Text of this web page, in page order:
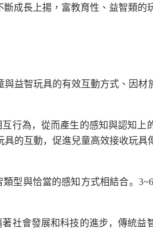
成長上揚，富教育性、益智類的
益智玩具的有效互動方式、因
行為，從而產生的感知與認知上
的互動，促進兒童高效接收玩
型與恰當的感知方式相結合。 3~6
社會發展和科技的進步，傳統益